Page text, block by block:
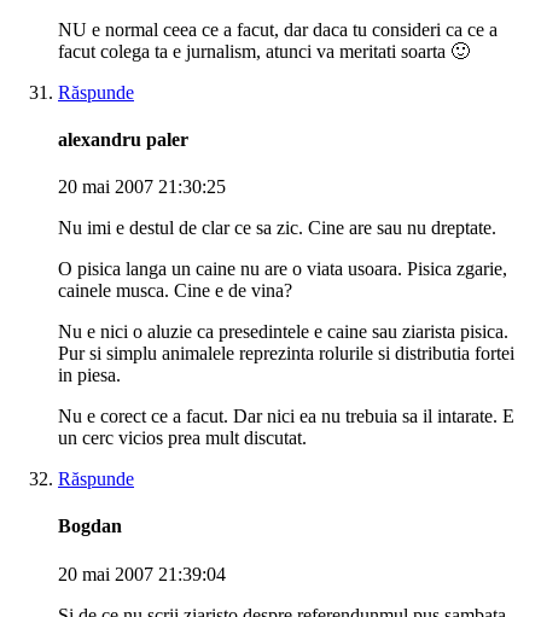
NU e normal ceea ce a facut, dar daca tu consideri ca ce a
facut colega ta e jurnalism, atunci va meritati soarta 🙂
Răspunde
alexandru paler
20 mai 2007 21:30:25
Nu imi e destul de clar ce sa zic. Cine are sau nu dreptate.
O pisica langa un caine nu are o viata usoara. Pisica zgarie,
cainele musca. Cine e de vina?
Nu e nici o aluzie ca presedintele e caine sau ziarista pisica.
Pur si simplu animalele reprezinta rolurile si distributia fortei
in piesa.
Nu e corect ce a facut. Dar nici ea nu trebuia sa il intarate. E
un cerc vicios prea mult discutat.
Răspunde
Bogdan
20 mai 2007 21:39:04